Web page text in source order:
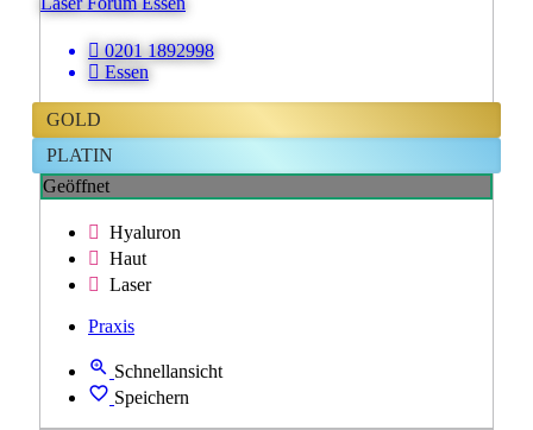
0201 1892998
Essen
GOLD
PLATIN
Geöffnet
Hyaluron
Haut
Laser
Praxis
Schnellansicht
Speichern